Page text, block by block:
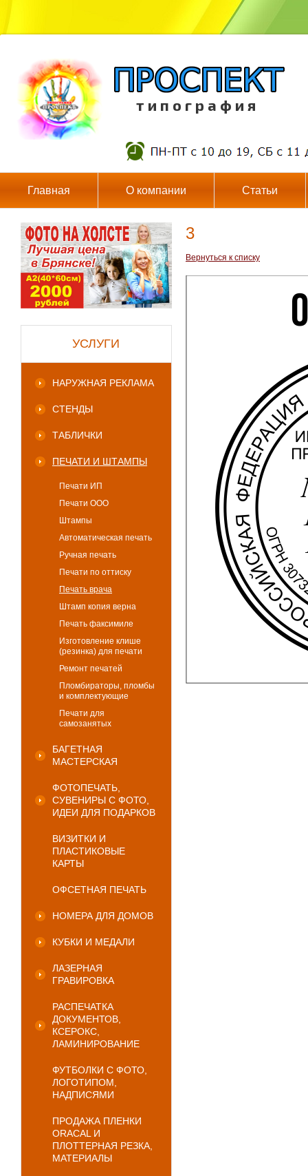
т и п о г р а ф и я
Главная О компании Статьи
УСЛУГИ
НАРУЖНАЯ РЕКЛАМА
СТЕНДЫ
ТАБЛИЧКИ
ПЕЧАТИ И ШТАМПЫ
Печати ИП
Печати ООО
Штампы
Автоматическая печать
Ручная печать
Печати по оттиску
Печать врача
Штамп копия верна
Печать факсимиле
Изготовление клише
(резинка) для печати
Ремонт печатей
Пломбираторы, пломбы
и комплектующие
Печати для
самозанятых
БАГЕТНАЯ
МАСТЕРСКАЯ
ФОТОПЕЧАТЬ,
СУВЕНИРЫ С ФОТО,
ИДЕИ ДЛЯ ПОДАРКОВ
ВИЗИТКИ И
ПЛАСТИКОВЫЕ
КАРТЫ
ОФСЕТНАЯ ПЕЧАТЬ
НОМЕРА ДЛЯ ДОМОВ
КУБКИ И МЕДАЛИ
ЛАЗЕРНАЯ
ГРАВИРОВКА
РАСПЕЧАТКА
ДОКУМЕНТОВ,
КСЕРОКС,
ЛАМИНИРОВАНИЕ
ФУТБОЛКИ С ФОТО,
ЛОГОТИПОМ,
НАДПИСЯМИ
ПРОДАЖА ПЛЕНКИ
ORACAL И
ПЛОТТЕРНАЯ РЕЗКА,
МАТЕРИАЛЫ
3
Вернуться к списку